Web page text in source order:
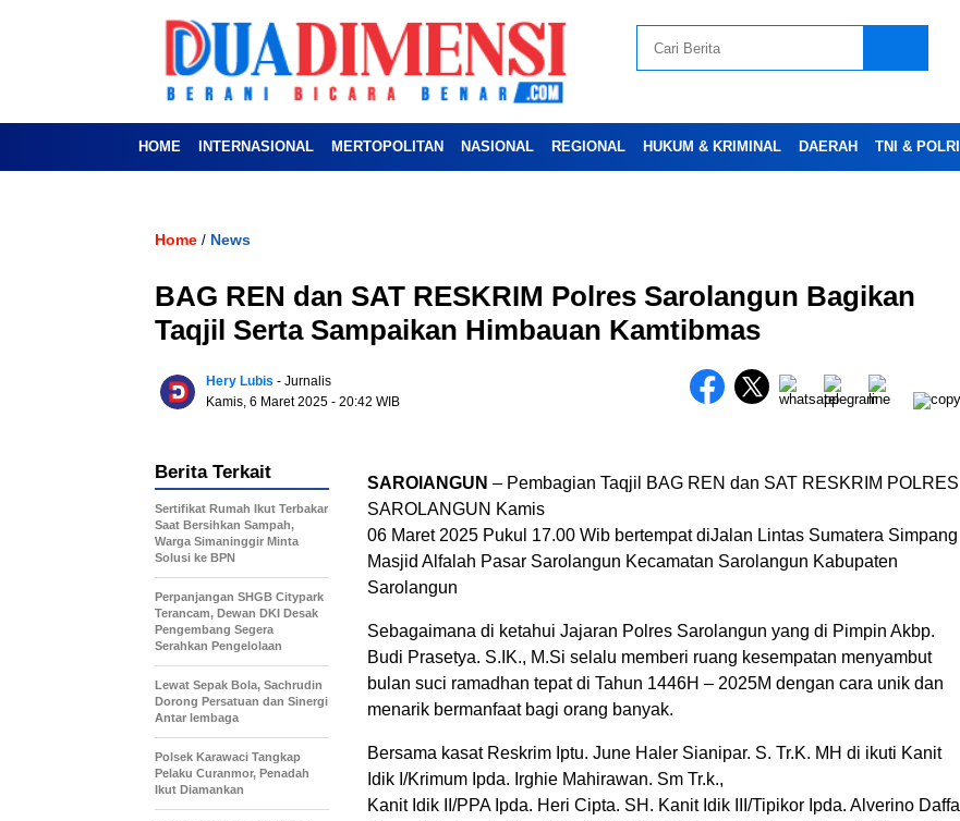
HOME INTERNASIONAL MERTOPOLITAN NASIONAL REGIONAL HUKUM & KRIMINAL DAERAH TNI & POLRI
Home / News
BAG REN dan SAT RESKRIM Polres Sarolangun Bagikan
Taqjil Serta Sampaikan Himbauan Kamtibmas
Hery Lubis - Jurnalis
Kamis, 6 Maret 2025 - 20:42 WIB
SAROlANGUN – Pembagian Taqjil BAG REN dan SAT RESKRIM POLRES
SAROLANGUN Kamis
06 Maret 2025 Pukul 17.00 Wib bertempat diJalan Lintas Sumatera Simpang
Masjid Alfalah Pasar Sarolangun Kecamatan Sarolangun Kabupaten
Sarolangun
Sebagaimana di ketahui Jajaran Polres Sarolangun yang di Pimpin Akbp.
Budi Prasetya. S.IK., M.Si selalu memberi ruang kesempatan menyambut
bulan suci ramadhan tepat di Tahun 1446H – 2025M dengan cara unik dan
menarik bermanfaat bagi orang banyak.
Bersama kasat Reskrim Iptu. June Haler Sianipar. S. Tr.K. MH di ikuti Kanit
Idik I/Krimum Ipda. Irghie Mahirawan. Sm Tr.k.,
Kanit Idik II/PPA Ipda. Heri Cipta. SH. Kanit Idik III/Tipikor Ipda. Alverino Daffa
Berita Terkait
Sertifikat Rumah Ikut Terbakar
Saat Bersihkan Sampah,
Warga Simaninggir Minta
Solusi ke BPN
Perpanjangan SHGB Citypark
Terancam, Dewan DKI Desak
Pengembang Segera
Serahkan Pengelolaan
Lewat Sepak Bola, Sachrudin
Dorong Persatuan dan Sinergi
Antar lembaga
Polsek Karawaci Tangkap
Pelaku Curanmor, Penadah
Ikut Diamankan